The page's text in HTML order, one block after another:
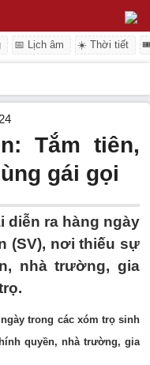
📅 Lịch âm ☀️ Thời tiết
Tắm tiên,
gái gọi
diễn ra hàng ngày
(SV), nơi thiếu sự
nhà trường, gia
trong các xóm trọ sinh
quyền, nhà trường, gia